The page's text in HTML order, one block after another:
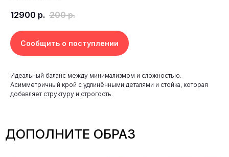
12900 р. 200 р.
Сообщить о поступлении
Идеальный баланс между минимализмом и сложностью.
Асимметричный крой с удлинёнными деталями и стойка, которая
добавляет структуру и строгость.
ДОПОЛНИТЕ ОБРАЗ